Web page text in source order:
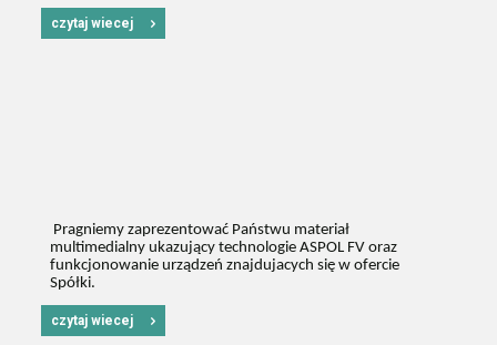
czytaj wiecej
Pragniemy zaprezentować Państwu materiał
multimedialny ukazujący technologie ASPOL FV oraz
funkcjonowanie urządzeń znajdujacych się w ofercie
Spółki.
czytaj wiecej